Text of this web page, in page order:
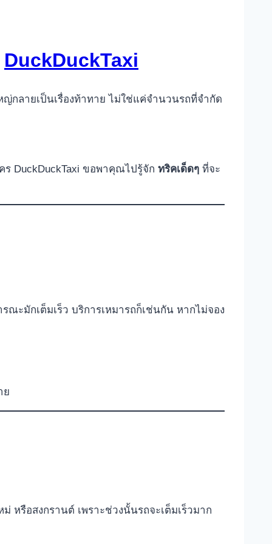
DuckDuckTaxi
ญ่กลายเป็นเรื่องท้าทาย ไม่ใช่แค่จำนวนรถที่จำกัด
DuckDuckTaxi ขอพาคุณไปรู้จัก ทริคเด็ดๆ ที่จะ
ะมักเต็มเร็ว บริการเหมารถก็เช่นกัน หากไม่จอง
ย
หรือสงกรานต์ เพราะช่วงนั้นรถจะเต็มเร็วมาก